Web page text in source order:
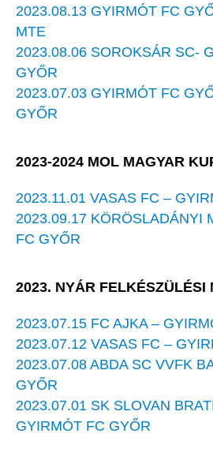
2023.08.13 GYIRMÓT FC
MTE
2023.08.06 SOROKSÁR SC-
GYŐR
2023.07.03 GYIRMÓT FC
GYŐR
2023-2024 MOL MAGYAR
2023.11.01 VASAS FC –
2023.09.17 KÖRÖSLADÁNYI
FC GYŐR
2023. NYÁR FELKÉSZÜLÉSI
2023.07.15 FC AJKA –
2023.07.12 VASAS FC –
2023.07.08 ABDA SC VVFK
GYŐR
2023.07.01 SK SLOVAN
GYIRMÓT FC GYŐR